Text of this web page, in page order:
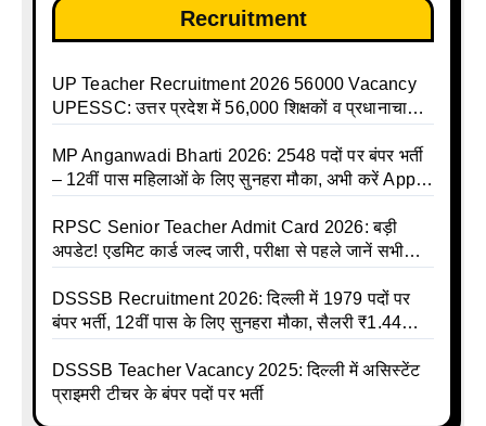
Recruitment
UP Teacher Recruitment 2026 56000 Vacancy
UPESSC: उत्तर प्रदेश में 56,000 शिक्षकों व प्रधानाचार्यों
MP Anganwadi Bharti 2026: 2548 पदों पर बंपर भर्ती
– 12वीं पास महिलाओं के लिए सुनहरा मौका, अभी करें Apply
RPSC Senior Teacher Admit Card 2026: बड़ी
अपडेट! एडमिट कार्ड जल्द जारी, परीक्षा से पहले जानें सभी
DSSSB Recruitment 2026: दिल्ली में 1979 पदों पर
बंपर भर्ती, 12वीं पास के लिए सुनहरा मौका, सैलरी ₹1.44
DSSSB Teacher Vacancy 2025: दिल्ली में असिस्टेंट
प्राइमरी टीचर के बंपर पदों पर भर्ती